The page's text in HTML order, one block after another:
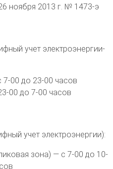
ноября 2013 г. № 1473-э
учет электроэнергии-
7-00 до 23-00 часов
00 до 7-00 часов
учет электроэнергии):
зона) — с 7-00 до 10-